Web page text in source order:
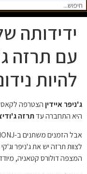
ידידותה
עם תרזה
להיות
ג'ניפר איידין
היא התחברה עדתרזה
לצוות תרזה יש את ג'ניפר
המצפה דולורס קטאניה,